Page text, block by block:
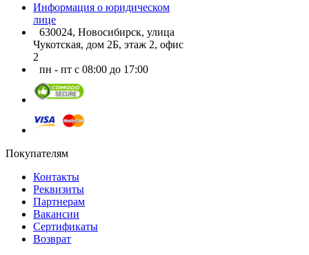
Информация о юридическом
лице
630024, Новосибирск, улица
Чукотская, дом 2Б, этаж 2, офис
2
пн - пт с 08:00 до 17:00
Покупателям
Контакты
Реквизиты
Партнерам
Вакансии
Сертификаты
Возврат